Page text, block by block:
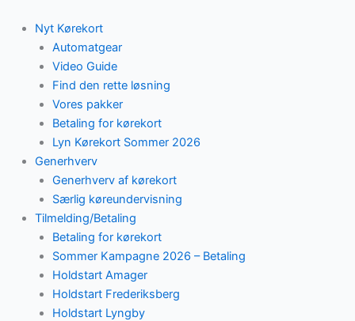
content
Nyt Kørekort
Automatgear
Video Guide
Find den rette løsning
Vores pakker
Betaling for kørekort
Lyn Kørekort Sommer 2026
Generhverv
Generhverv af kørekort
Særlig køreundervisning
Tilmelding/Betaling
Betaling for kørekort
Sommer Kampagne 2026 – Betaling
Holdstart Amager
Holdstart Frederiksberg
Holdstart Lyngby